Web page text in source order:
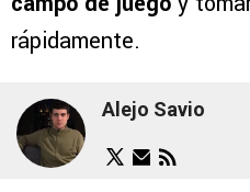
rápidamente.
Alejo Savio